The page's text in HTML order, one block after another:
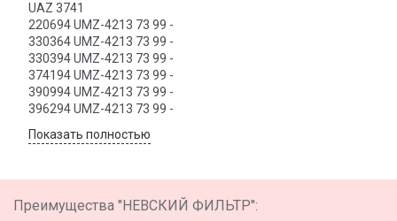
UAZ 3741
220694 UMZ-4213 73 99 -
330364 UMZ-4213 73 99 -
330394 UMZ-4213 73 99 -
374194 UMZ-4213 73 99 -
390994 UMZ-4213 73 99 -
396294 UMZ-4213 73 99 -
Показать полностью
Преимущества "НЕВСКИЙ ФИЛЬТР":